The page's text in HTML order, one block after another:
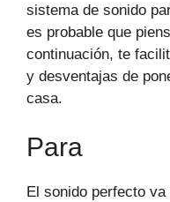
sistema de sonido
es probable que
continuación, te
y desventajas de
casa.
Para
El sonido perfecto